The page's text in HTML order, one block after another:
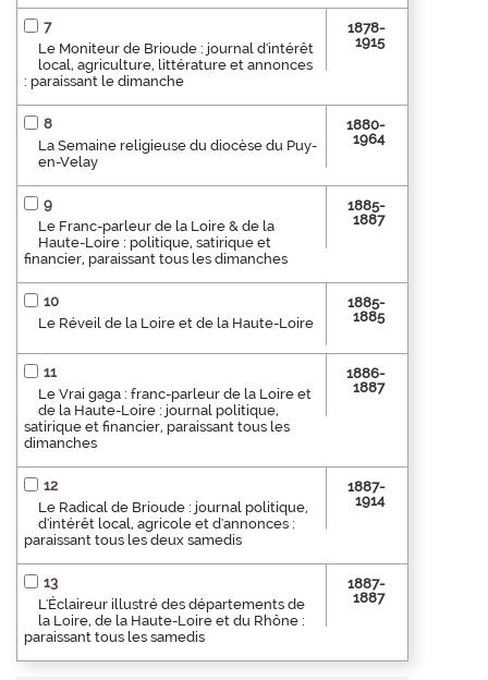
7
Le Moniteur de Brioude : journal d'intérêt
local, agriculture, littérature et annonces
: paraissant le dimanche
1878-
1915
8
La Semaine religieuse du diocèse du Puy-
en-Velay
1880-
1964
9
Le Franc-parleur de la Loire & de la
Haute-Loire : politique, satirique et
financier, paraissant tous les dimanches
1885-
1887
10
Le Réveil de la Loire et de la Haute-Loire
1885-
1885
11
Le Vrai gaga : franc-parleur de la Loire et
de la Haute-Loire : journal politique,
satirique et financier, paraissant tous les
dimanches
1886-
1887
12
Le Radical de Brioude : journal politique,
d'intérêt local, agricole et d'annonces :
paraissant tous les deux samedis
1887-
1914
13
L'Éclaireur illustré des départements de
la Loire, de la Haute-Loire et du Rhône :
paraissant tous les samedis
1887-
1887